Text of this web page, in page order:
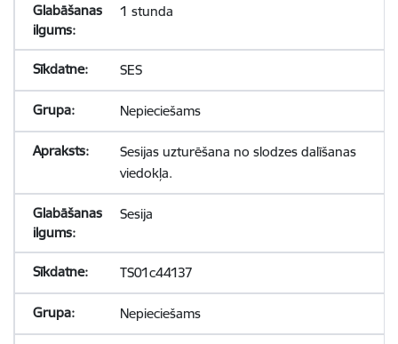
1 stunda
SES
Nepieciešams
Sesijas uzturēšana no slodzes dalīšanas
viedokļa.
Sesija
TS01c44137
Nepieciešams